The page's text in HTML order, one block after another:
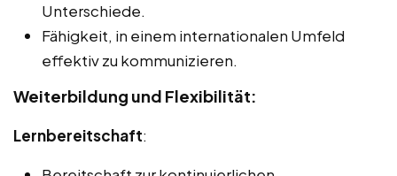
Unterschiede.
Fähigkeit, in einem internationalen Umfeld
effektiv zu kommunizieren.
Weiterbildung und Flexibilität:
Lernbereitschaft: